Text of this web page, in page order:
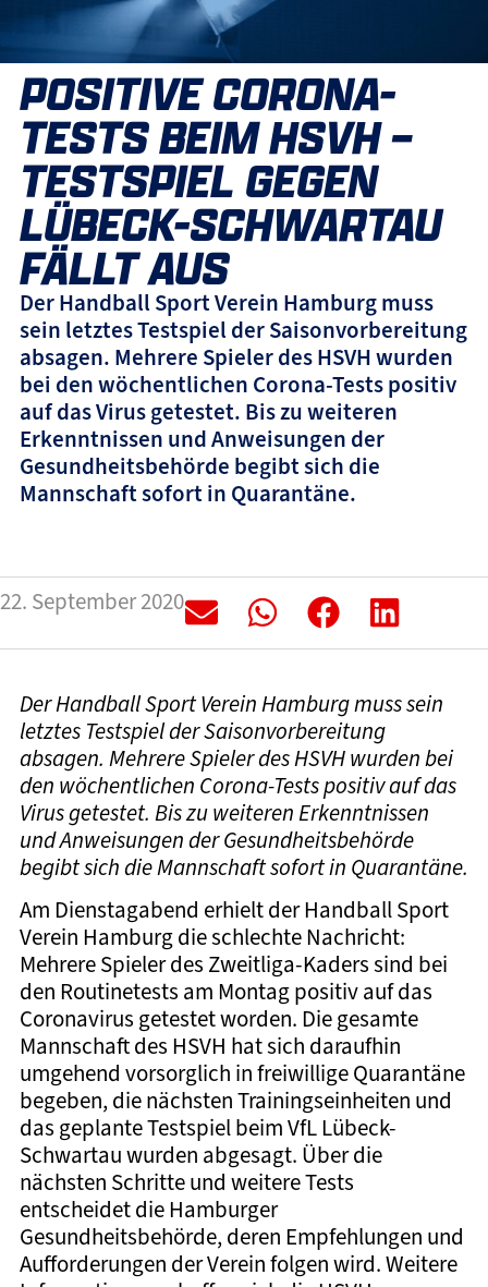
POSITIVE CORONA-
TESTS BEIM HSVH –
TESTSPIEL GEGEN
LÜBECK-SCHWARTAU
FÄLLT AUS
Der Handball Sport Verein Hamburg muss
sein letztes Testspiel der Saisonvorbereitung
absagen. Mehrere Spieler des HSVH wurden
bei den wöchentlichen Corona-Tests positiv
auf das Virus getestet. Bis zu weiteren
Erkenntnissen und Anweisungen der
Gesundheitsbehörde begibt sich die
Mannschaft sofort in Quarantäne.
22. September 2020
Der Handball Sport Verein Hamburg muss sein
letztes Testspiel der Saisonvorbereitung
absagen. Mehrere Spieler des HSVH wurden bei
den wöchentlichen Corona-Tests positiv auf das
Virus getestet. Bis zu weiteren Erkenntnissen
und Anweisungen der Gesundheitsbehörde
begibt sich die Mannschaft sofort in Quarantäne.
Am Dienstagabend erhielt der Handball Sport
Verein Hamburg die schlechte Nachricht:
Mehrere Spieler des Zweitliga-Kaders sind bei
den Routinetests am Montag positiv auf das
Coronavirus getestet worden. Die gesamte
Mannschaft des HSVH hat sich daraufhin
umgehend vorsorglich in freiwillige Quarantäne
begeben, die nächsten Trainingseinheiten und
das geplante Testspiel beim VfL Lübeck-
Schwartau wurden abgesagt. Über die
nächsten Schritte und weitere Tests
entscheidet die Hamburger
Gesundheitsbehörde, deren Empfehlungen und
Aufforderungen der Verein folgen wird. Weitere